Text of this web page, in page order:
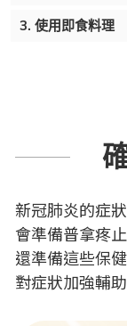
3. 使用即食料理
新冠肺炎的症
會準備普拿疼
還準備這些保
對症狀加強輔